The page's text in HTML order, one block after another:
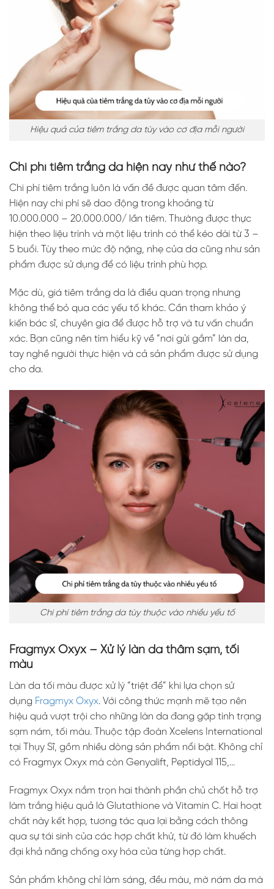
Hiệu quả của tiêm trắng da tùy vào cơ địa mỗi người
Chi phí tiêm trắng da hiện nay như thế nào?
Chi phí tiêm trắng luôn là vấn đề được quan tâm đến.
Hiện nay chi phí sẽ dao động trong khoảng từ
10.000.000 – 20.000.000/ lần tiêm. Thường được thực
hiện theo liệu trình và một liệu trình có thể kéo dài từ 3 –
5 buổi. Tùy theo mức độ nặng, nhẹ của da cũng như sản
phẩm được sử dụng để có liệu trình phù hợp.
Mặc dù, giá tiêm trắng da là điều quan trọng nhưng
không thể bỏ qua các yếu tố khác. Cần tham khảo ý
kiến bác sĩ, chuyên gia để được hỗ trợ và tư vấn chuẩn
xác. Bạn cũng nên tìm hiểu kỹ về “nơi gửi gắm” làn da,
tay nghề người thực hiện và cả sản phẩm được sử dụng
cho da.
Chi phí tiêm trắng da tùy thuộc vào nhiều yếu tố
Fragmyx Oxyx – Xử lý làn da thâm sạm, tối
màu
Làn da tối màu được xử lý “triệt để” khi lựa chọn sử
dụng Fragmyx Oxyx. Với công thức mạnh mẽ tạo nên
hiệu quả vượt trội cho những làn da đang gặp tình trạng
sạm nám, tối màu. Thuộc tập đoàn Xcelens International
tại Thụy Sĩ, gồm nhiều dòng sản phẩm nổi bật. Không chỉ
có Fragmyx Oxyx mà còn Genyalift, Peptidyal 115,…
Fragmyx Oxyx nắm trọn hai thành phần chủ chốt hỗ trợ
làm trắng hiệu quả là Glutathione và Vitamin C. Hai hoạt
chất này kết hợp, tương tác qua lại bằng cách thông
qua sự tái sinh của các hợp chất khử, từ đó làm khuếch
đại khả năng chống oxy hóa của từng hợp chất.
Sản phẩm không chỉ làm sáng, đều màu, mờ nám da mà